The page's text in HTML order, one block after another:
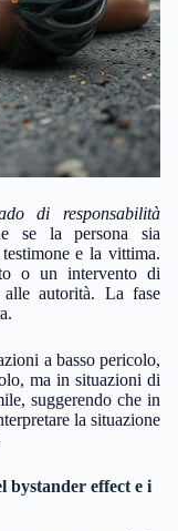
di responsabilità
se la persona sia
e la vittima.
o un intervento di
alle autorità. La fase
a basso pericolo,
ma in situazioni di
suggerendo che in
la situazione
bystander effect e i